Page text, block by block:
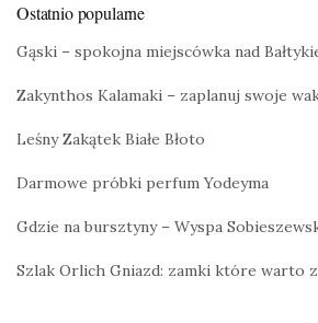
Ostatnio popularne
Gąski – spokojna miejscówka nad
Zakynthos Kalamaki – zaplanuj swoje
Leśny Zakątek Białe Błoto
Darmowe próbki perfum Yodeyma
Gdzie na bursztyny – Wyspa
Szlak Orlich Gniazd: zamki które warto